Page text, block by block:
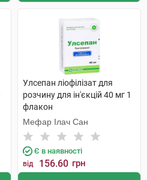
Улсепан ліофілізат для
розчину для ін'єкцій 40 мг 1
флакон
Мефар Ілач Сан
Є в наявності
від 156.60 грн